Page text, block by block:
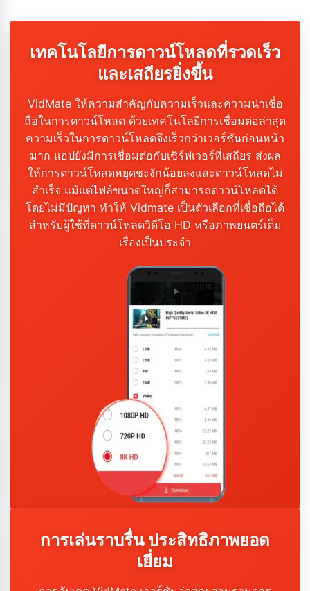
เทคโนโลยีการดาวน์โหลดที่รวดเร็ว
และเสถียรยิ่งขึ้น
VidMate ให้ความสำคัญกับความเร็วและความน่าเชื่อ
ถือในการดาวน์โหลด ด้วยเทคโนโลยีการเชื่อมต่อล่าสุด
ความเร็วในการดาวน์โหลดจึงเร็วกว่าเวอร์ชันก่อนหน้า
มาก แอปยังมีการเชื่อมต่อกับเซิร์ฟเวอร์ที่เสถียร ส่งผล
ให้การดาวน์โหลดหยุดชะงักน้อยลงและดาวน์โหลดไม่
สำเร็จ แม้แต่ไฟล์ขนาดใหญ่ก็สามารถดาวน์โหลดได้
โดยไม่มีปัญหา ทำให้ Vidmate เป็นตัวเลือกที่เชื่อถือได้
สำหรับผู้ใช้ที่ดาวน์โหลดวิดีโอ HD หรือภาพยนตร์เต็ม
เรื่องเป็นประจำ
การเล่นราบรื่น ประสิทธิภาพยอด
เยี่ยม